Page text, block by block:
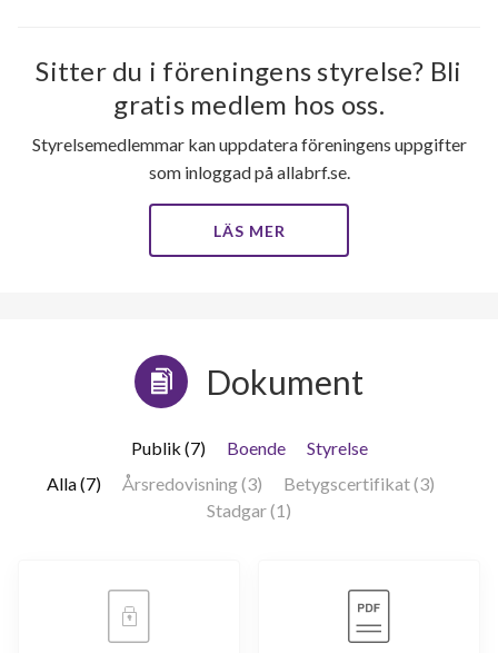
Sitter du i föreningens styrelse? Bli
gratis medlem hos oss.
Styrelsemedlemmar kan uppdatera föreningens uppgifter
som inloggad på allabrf.se.
LÄS MER
Dokument
Publik (7) Boende
Styrelse
Alla (7)
Årsredovisning (3)
Betygscertifikat (3)
Stadgar (1)